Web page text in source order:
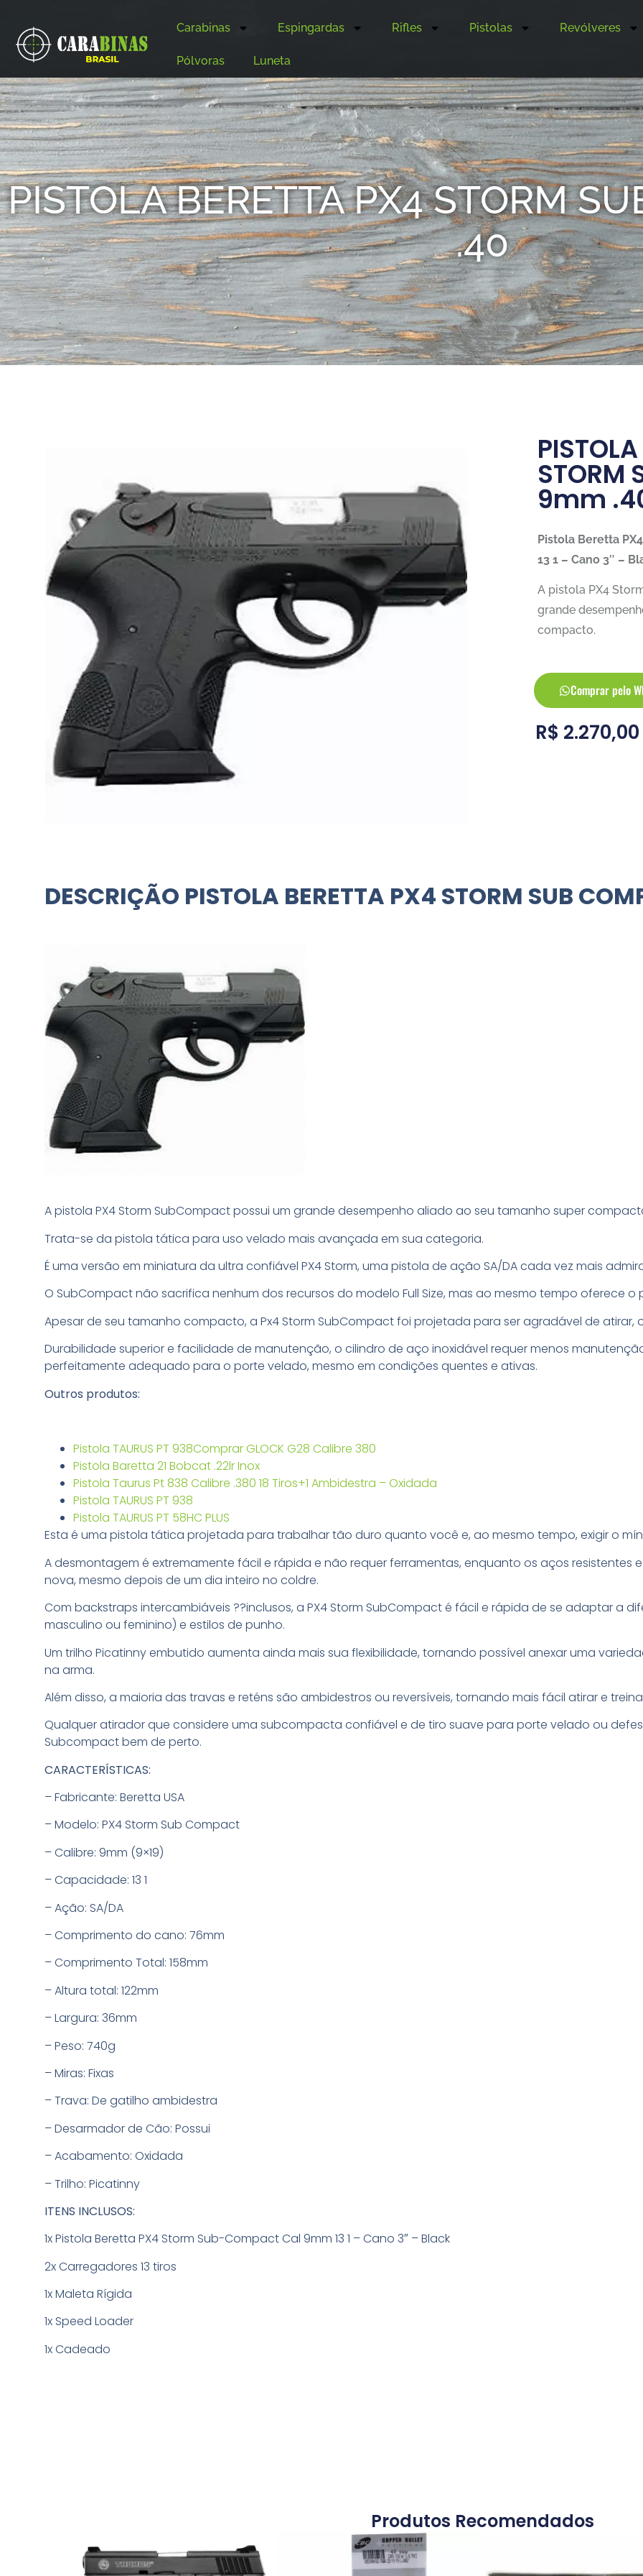
Carabinas Espingardas Rifles Pistolas Revólveres
Pólvoras Luneta
PISTOLA BERETTA PX4 STORM
.40
STORM
9mm
Pistola Beretta
13 1 – Cano 3″ –
A pistola PX4
grande
compacto.
Comprar pelo
R$ 2.270,00
DESCRIÇÃO PISTOLA BERETTA PX4 STORM SUB
A pistola PX4 Storm SubCompact possui um grande desempenho aliado ao seu tamanho super
Trata-se da pistola tática para uso velado mais avançada em sua categoria.
É uma versão em miniatura da ultra confiável PX4 Storm, uma pistola de ação SA/DA cada vez mais
O SubCompact não sacrifica nenhum dos recursos do modelo Full Size, mas ao mesmo tempo oferece o
Apesar de seu tamanho compacto, a Px4 Storm SubCompact foi projetada para ser agradável de
Durabilidade superior e facilidade de manutenção, o cilindro de aço inoxidável requer menos
perfeitamente adequado para o porte velado, mesmo em condições quentes e ativas.
Outros produtos:
Pistola TAURUS PT 938Comprar GLOCK G28 Calibre 380
Pistola Baretta 21 Bobcat .22lr Inox
Pistola Taurus Pt 838 Calibre .380 18 Tiros+1 Ambidestra – Oxidada
Pistola TAURUS PT 938
Pistola TAURUS PT 58HC PLUS
Esta é uma pistola tática projetada para trabalhar tão duro quanto você e, ao mesmo tempo, exigir o
A desmontagem é extremamente fácil e rápida e não requer ferramentas, enquanto os aços
nova, mesmo depois de um dia inteiro no coldre.
Com backstraps intercambiáveis ??inclusos, a PX4 Storm SubCompact é fácil e rápida de se adaptar a
masculino ou feminino) e estilos de punho.
Um trilho Picatinny embutido aumenta ainda mais sua flexibilidade, tornando possível anexar uma
na arma.
Além disso, a maioria das travas e reténs são ambidestros ou reversíveis, tornando mais fácil atirar e
Qualquer atirador que considere uma subcompacta confiável e de tiro suave para porte velado ou
Subcompact bem de perto.
CARACTERÍSTICAS:
– Fabricante: Beretta USA
– Modelo: PX4 Storm Sub Compact
– Calibre: 9mm (9×19)
– Capacidade: 13 1
– Ação: SA/DA
– Comprimento do cano: 76mm
– Comprimento Total: 158mm
– Altura total: 122mm
– Largura: 36mm
– Peso: 740g
– Miras: Fixas
– Trava: De gatilho ambidestra
– Desarmador de Cão: Possui
– Acabamento: Oxidada
– Trilho: Picatinny
ITENS INCLUSOS:
1x Pistola Beretta PX4 Storm Sub-Compact Cal 9mm 13 1 – Cano 3″ – Black
2x Carregadores 13 tiros
1x Maleta Rígida
1x Speed Loader
1x Cadeado
Produtos Recomendados